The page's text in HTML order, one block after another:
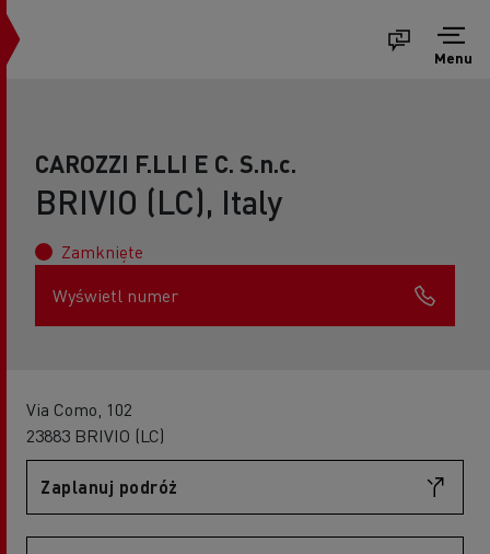
Menu
CAROZZI F.LLI E C. S.n.c.
BRIVIO (LC), Italy
Zamknięte
Wyświetl numer
Via Como, 102
23883 BRIVIO (LC)
Zaplanuj podróż